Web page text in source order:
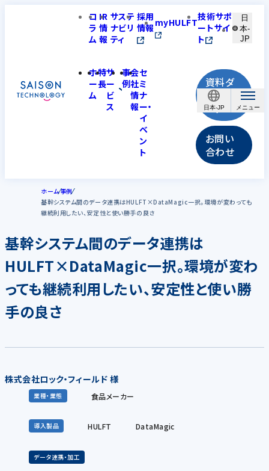
日本-JP
コ
ラ
ム
IR
情
報
サステ
ナビリ
ティ
採用
情報myHULFT技術サポ
ートサイ
ト
日
本-
JP
ホ
ー
ム
特
長
サ
ー
ビ
ス
事
例
会
社
情
報
セ
ミ
ナ
ー・
イ
ベ
ン
ト
資料ダ
ウンロ
ード
お問い
合わせ
ホーム事例
基幹システム間のデータ連携はHULFT×DataMagic一択。環境が変わっても
継続利用したい、安定性と使い勝手の良さ
基幹システム間のデータ連携は
HULFT×DataMagic一択。環境が変わ
っても継続利用したい、安定性と使い勝
手の良さ
株式会社ロック・フィールド 様
業種・業態 食品メーカー
導入製品 HULFT DataMagic
データ連携・加工